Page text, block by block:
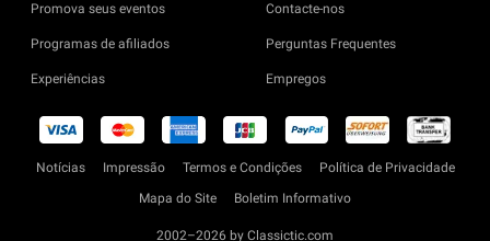
Promova seus eventos
Programas de afiliados
Experiências
Contacte-nos
Perguntas Frequentes
Empregos
Notícias Impressão Termos e Condições
Política de Privacidade
Mapa do Site
Boletim Informativo
2002–2026 by Classictic.com